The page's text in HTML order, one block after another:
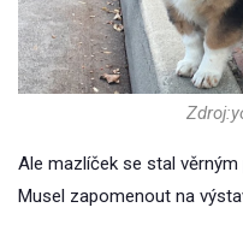
Ale mazlíček se stal
Musel zapomenout na